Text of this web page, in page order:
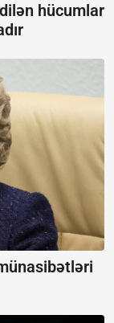
hücumlar